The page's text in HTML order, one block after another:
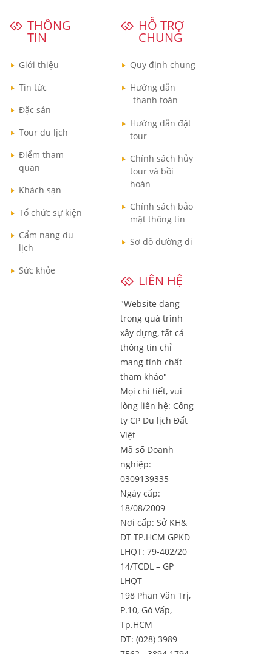
THÔNG
TIN
Giới thiệu
Tin tức
Đặc sản
Tour du lịch
Điểm tham
quan
Khách sạn
Tổ chức sự kiện
Cẩm nang du
lịch
Sức khỏe
HỖ TRỢ
CHUNG
Quy định chung
Hướng dẫn
thanh toán
Hướng dẫn đặt
tour
Chính sách hủy
tour và bồi
hoàn
Chính sách bảo
mật thông tin
Sơ đồ đường đi
LIÊN HỆ
"Website đang
trong quá trình
xây dựng, tất cả
thông tin chỉ
mang tính chất
tham khảo"
Mọi chi tiết, vui
lòng liên hệ: Công
ty CP Du lịch Đất
Việt
Mã số Doanh
nghiệp:
0309139335
Ngày cấp:
18/08/2009
Nơi cấp: Sở KH&
ĐT TP.HCM GPKD
LHQT: 79-402/20
14/TCDL – GP
LHQT
198 Phan Văn Trị,
P.10, Gò Vấp,
Tp.HCM
ĐT: (028) 3989